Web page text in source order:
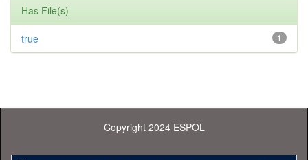
Has File(s)
1
true
Copyright 2024 ESPOL